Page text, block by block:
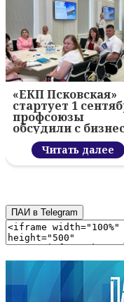
«ЕКП Псковская»
стартует 1
профсоюзы
обсудили с
новый цифровой
проектЧитать далее
ПАИ в Telegram